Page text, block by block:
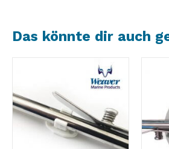
Das könnte dir auch